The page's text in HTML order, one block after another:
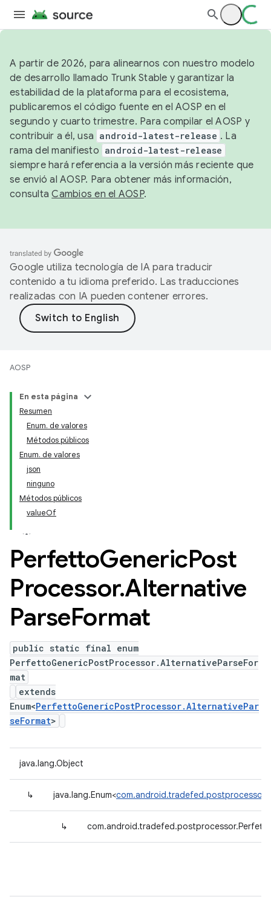
A partir de 2026, para alinearnos con nuestro modelo
de desarrollo llamado Trunk Stable y garantizar la
estabilidad de la plataforma para el ecosistema,
publicaremos el código fuente en el AOSP en el
segundo y cuarto trimestre. Para compilar el AOSP y
contribuir a él, usa android-latest-release . La
rama del manifiesto android-latest-release
siempre hará referencia a la versión más reciente que
se envió al AOSP. Para obtener más información,
consultaCambios en el AOSP.
Google utiliza tecnología de IA para traducir
contenido a tu idioma preferido. Las traducciones
realizadas con IA pueden contener errores.
AOSP
En esta página
Resumen
Enum. de valores
Métodos públicos
Enum. de valores
json
ninguno
Métodos públicos
valueOf
PerfettoGenericPost
Processor.Alternative
ParseFormat
public static final enum
PerfettoGenericPostProcessor.AlternativeParseFor
mat
extends
Enum<PerfettoGenericPostProcessor.AlternativePar
seFormat>
java.lang.Object
↳ java.lang.Enum<
↳